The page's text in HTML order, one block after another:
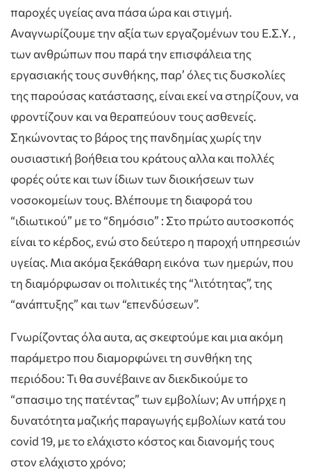
παροχές υγείας ανα πάσα ώρα και στιγμή.
Αναγνωρίζουμε την αξία των εργαζομένων του Ε.Σ.Υ. ,
των ανθρώπων που παρά την επισφάλεια της
εργασιακής τους συνθήκης, παρ’ όλες τις δυσκολίες
της παρούσας κατάστασης, είναι εκεί να στηρίζουν, να
φροντίζουν και να θεραπεύουν τους ασθενείς.
Σηκώνοντας το βάρος της πανδημίας χωρίς την
ουσιαστική βοήθεια του κράτους αλλα και πολλές
φορές ούτε και των ίδιων των διοικήσεων των
νοσοκομείων τους. Βλέπουμε τη διαφορά του
“ιδιωτικού” με το “δημόσιο” : Στο πρώτο αυτοσκοπός
είναι το κέρδος, ενώ στο δεύτερο η παροχή υπηρεσιών
υγείας. Μια ακόμα ξεκάθαρη εικόνα των ημερών, που
τη διαμόρφωσαν οι πολιτικές της “λιτότητας”, της
“ανάπτυξης” και των “επενδύσεων”.
Γνωρίζοντας όλα αυτα, ας σκεφτούμε και μια ακόμη
παράμετρο που διαμορφώνει τη συνθήκη της
περιόδου: Τι θα συνέβαινε αν διεκδικούμε το
“σπασιμο της πατέντας” των εμβολίων; Αν υπήρχε η
δυνατότητα μαζικής παραγωγής εμβολίων κατά του
covid 19, με το ελάχιστο κόστος και διανομής τους
στον ελάχιστο χρόνο;